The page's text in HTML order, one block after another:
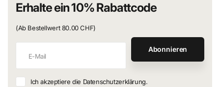
Erhalte ein 10% Rabattcode
(Ab Bestellwert 80.00 CHF)
Abonnieren
Ich akzeptiere die Datenschutzerklärung.